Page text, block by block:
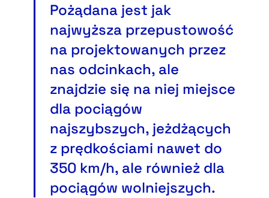
Pożądana jest jak
najwyższa przepustowość
na projektowanych przez
nas odcinkach, ale
znajdzie się na niej miejsce
dla pociągów
najszybszych, jeżdżących
z prędkościami nawet do
350 km/h, ale również dla
pociągów wolniejszych.